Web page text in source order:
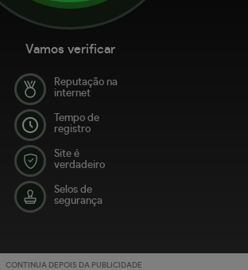
Vamos verificar
Reputação na
internet
Tempo de
registro
Site é
verdadeiro
Selos de
segurança
CONTINUA DEPOIS DA PUBLICIDADE